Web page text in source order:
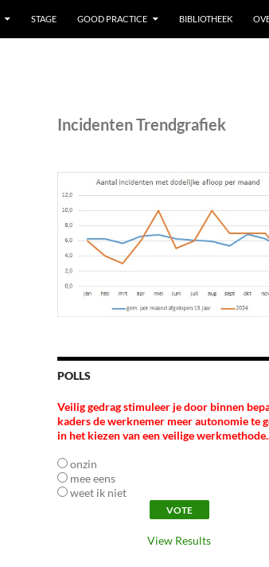
STAGE GOOD PRACTICE BIBLIOTHEEK
Incidenten Trendgrafiek
POLLS
Veilig gedrag stimuleer je door binnen
kaders de werknemer meer autonomie te
in het kiezen van een veilige
onzin
mee eens
weet ik niet
View Results